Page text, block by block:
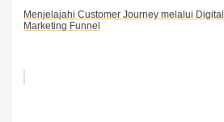
Menjelajahi Customer Journey melalui Digital
Marketing Funnel